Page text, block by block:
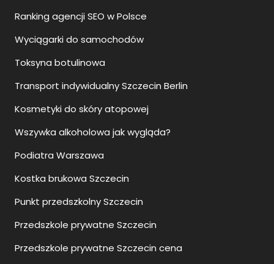
Ranking agencji SEO w Polsce
Wyciągarki do samochodów
Toksyna botulinowa
Transport indywidualny Szczecin Berlin
Kosmetyki do skóry atopowej
Wszywka alkoholowa jak wygląda?
Podiatra Warszawa
Kostka brukowa Szczecin
Punkt przedszkolny Szczecin
Przedszkole prywatne Szczecin
Przedszkole prywatne Szczecin cena